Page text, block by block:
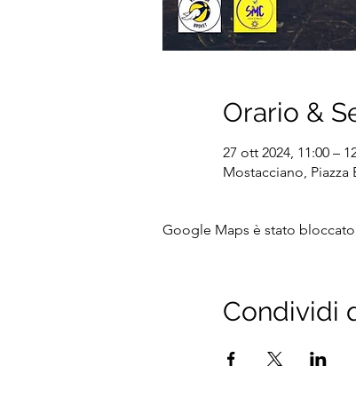
Orario &
27 ott 2024, 11:00 –
Mostacciano, Piazza
Google Maps è stato
Condividi